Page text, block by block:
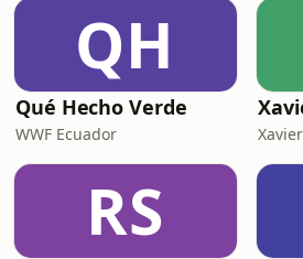
QH
Qué Hecho Verde
WWF Ecuador
RS